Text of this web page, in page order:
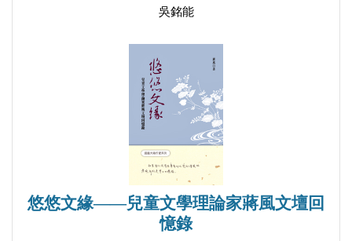
吳銘能
悠悠文緣——兒童文學理論家蔣風文壇回
憶錄